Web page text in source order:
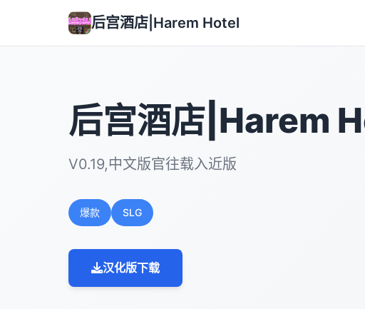
后宫酒店|Harem Hotel
后宫酒店|Harem
V0.19,中文版官往载入近版
爆款 SLG
汉化版下载